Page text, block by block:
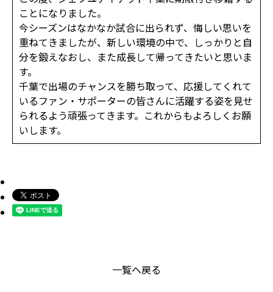
ことになりました。
今シーズンはなかなか試合に出られず、悔しい思いを
重ねてきましたが、新しい環境の中で、しっかりと自
分を鍛えなおし、また成長して帰ってきたいと思いま
す。
千葉で出場のチャンスを勝ち取って、応援してくれて
いるファン・サポーターの皆さんに活躍する姿を見せ
られるよう頑張ってきます。これからもよろしくお願
いします。
一覧へ戻る